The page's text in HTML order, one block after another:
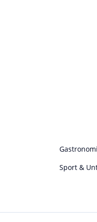
Sport &